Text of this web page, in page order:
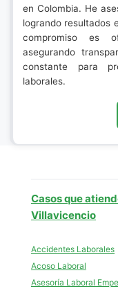
en Colombia. He
logrando resultados
compromiso es
asegurando
constante para
laborales.
Casos que
Villavicencio
Accidentes Laborales
Acoso Laboral
Asesoría Laboral